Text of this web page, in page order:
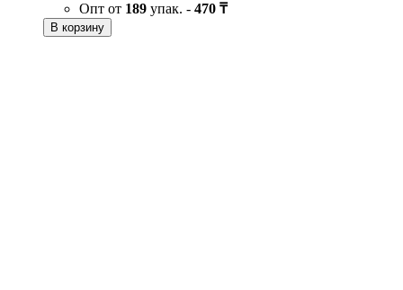
Опт от 189 упак. - 470 ₸
В корзину